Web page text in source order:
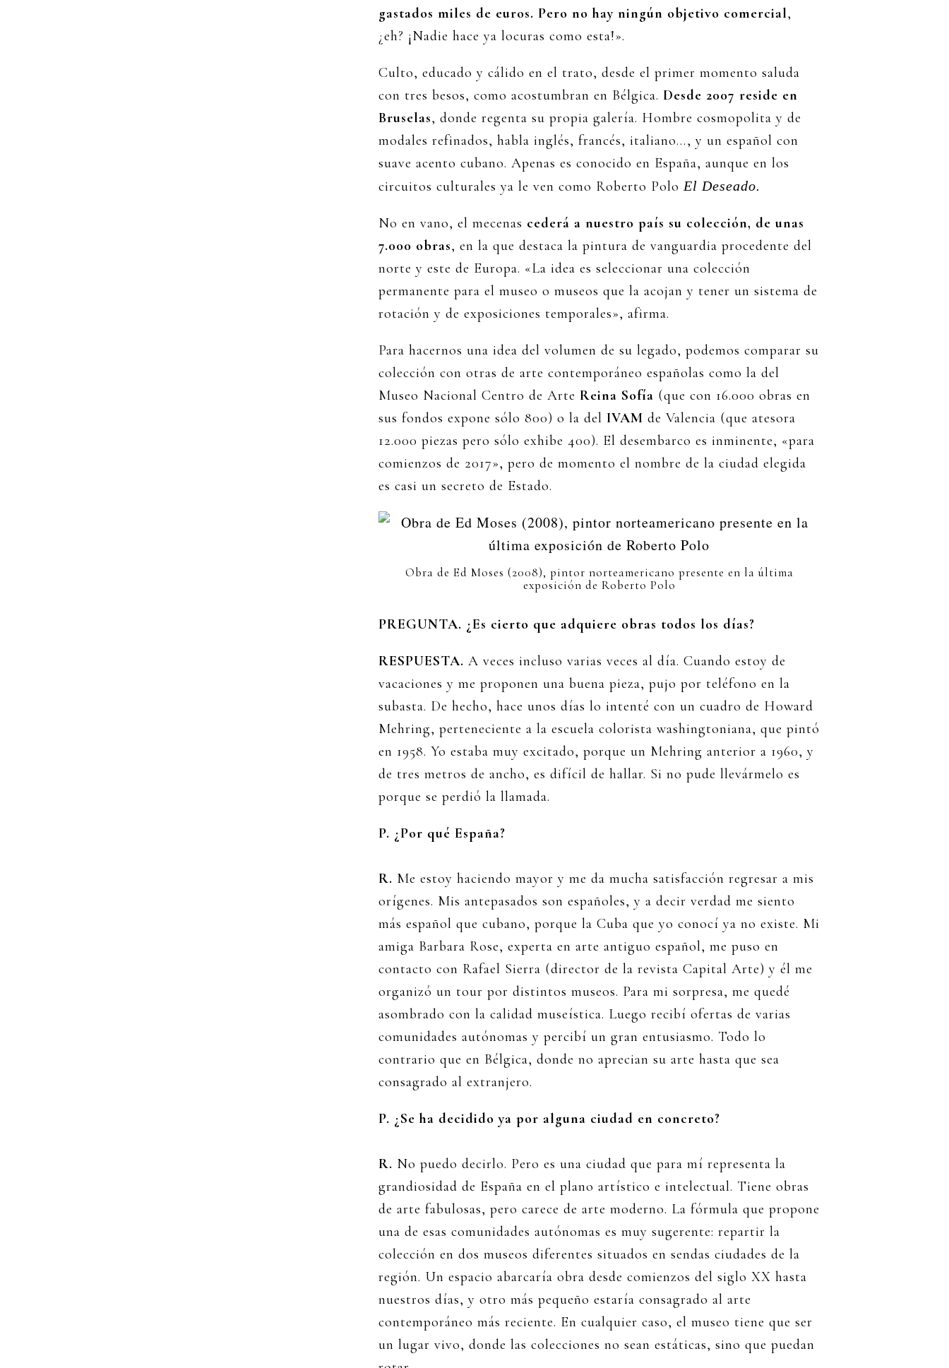
gastados miles de euros. Pero no hay ningún objetivo comercial,
¿eh? ¡Nadie hace ya locuras como esta!».
Culto, educado y cálido en el trato, desde el primer momento saluda
con tres besos, como acostumbran en Bélgica. Desde 2007 reside en
Bruselas, donde regenta su propia galería. Hombre cosmopolita y de
modales refinados, habla inglés, francés, italiano…, y un español con
suave acento cubano. Apenas es conocido en España, aunque en los
circuitos culturales ya le ven como Roberto PoloEl Deseado.
No en vano, el mecenas cederá a nuestro país su colección, de unas
7.000 obras, en la que destaca la pintura de vanguardia procedente del
norte y este de Europa. «La idea es seleccionar una colección
permanente para el museo o museos que la acojan y tener un sistema de
rotación y de exposiciones temporales», afirma.
Para hacernos una idea del volumen de su legado, podemos comparar su
colección con otras de arte contemporáneo españolas como la del
Museo Nacional Centro de Arte Reina Sofía (que con 16.000 obras en
sus fondos expone sólo 800) o la del IVAM de Valencia (que atesora
12.000 piezas pero sólo exhibe 400). El desembarco es inminente, «para
comienzos de 2017», pero de momento el nombre de la ciudad elegida
es casi un secreto de Estado.
Obra de Ed Moses (2008), pintor norteamericano presente en la última
exposición de Roberto Polo
PREGUNTA. ¿Es cierto que adquiere obras todos los días?
RESPUESTA. A veces incluso varias veces al día. Cuando estoy de
vacaciones y me proponen una buena pieza, pujo por teléfono en la
subasta. De hecho, hace unos días lo intenté con un cuadro de Howard
Mehring, perteneciente a la escuela colorista washingtoniana, que pintó
en 1958. Yo estaba muy excitado, porque un Mehring anterior a 1960, y
de tres metros de ancho, es difícil de hallar. Si no pude llevármelo es
porque se perdió la llamada.
P. ¿Por qué España?
R. Me estoy haciendo mayor y me da mucha satisfacción regresar a mis
orígenes. Mis antepasados son españoles, y a decir verdad me siento
más español que cubano, porque la Cuba que yo conocí ya no existe. Mi
amiga Barbara Rose, experta en arte antiguo español, me puso en
contacto con Rafael Sierra (director de la revista Capital Arte) y él me
organizó un tour por distintos museos. Para mi sorpresa, me quedé
asombrado con la calidad museística. Luego recibí ofertas de varias
comunidades autónomas y percibí un gran entusiasmo. Todo lo
contrario que en Bélgica, donde no aprecian su arte hasta que sea
consagrado al extranjero.
P. ¿Se ha decidido ya por alguna ciudad en concreto?
R. No puedo decirlo. Pero es una ciudad que para mí representa la
grandiosidad de España en el plano artístico e intelectual. Tiene obras
de arte fabulosas, pero carece de arte moderno. La fórmula que propone
una de esas comunidades autónomas es muy sugerente: repartir la
colección en dos museos diferentes situados en sendas ciudades de la
región. Un espacio abarcaría obra desde comienzos del siglo XX hasta
nuestros días, y otro más pequeño estaría consagrado al arte
contemporáneo más reciente. En cualquier caso, el museo tiene que ser
un lugar vivo, donde las colecciones no sean estáticas, sino que puedan